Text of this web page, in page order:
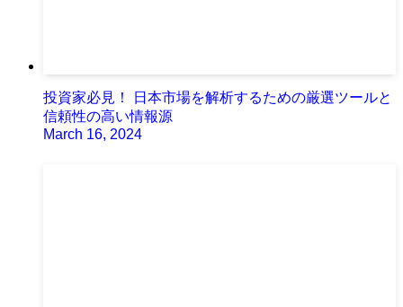
投資家必見！ 日本市場を解析するための厳選ツールと
信頼性の高い情報源
March 16, 2024